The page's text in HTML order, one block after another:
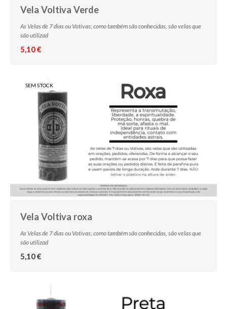
Vela Voltiva Verde
As Velas de 7 dias ou Votivas, como também são conhecidas, são velas que
são utilizad
5,10 €
SEM STOCK
Vela Voltiva roxa
As Velas de 7 dias ou Votivas, como também são conhecidas, são velas que
são utilizad
5,10 €